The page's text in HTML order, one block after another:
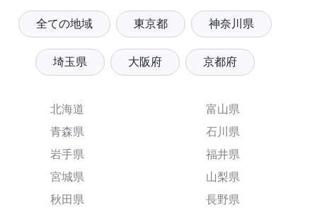
全ての地域 東京都 神奈川県
埼玉県 大阪府 京都府
北海道
青森県
岩手県
宮城県
秋田県
富山県
石川県
福井県
山梨県
長野県